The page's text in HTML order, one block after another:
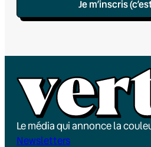
Je m’inscris
Le média qui annonce la
Newsletters